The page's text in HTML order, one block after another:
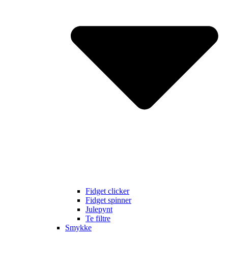
Fidget clicker
Fidget spinner
Julepynt
Te filtre
Smykke